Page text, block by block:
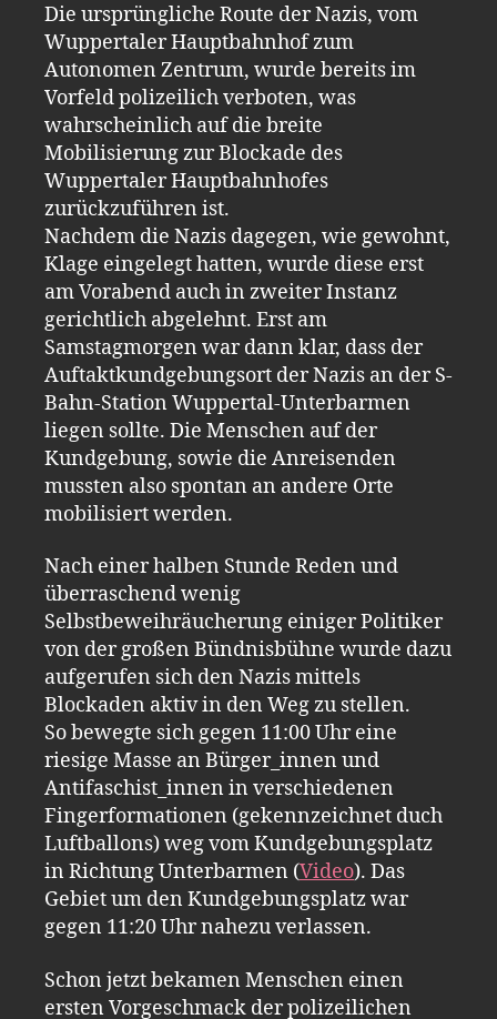
Die ursprüngliche Route der Nazis, vom
Wuppertaler Hauptbahnhof zum
Autonomen Zentrum, wurde bereits im
Vorfeld polizeilich verboten, was
wahrscheinlich auf die breite
Mobilisierung zur Blockade des
Wuppertaler Hauptbahnhofes
zurückzuführen ist.
Nachdem die Nazis dagegen, wie gewohnt,
Klage eingelegt hatten, wurde diese erst
am Vorabend auch in zweiter Instanz
gerichtlich abgelehnt. Erst am
Samstagmorgen war dann klar, dass der
Auftaktkundgebungsort der Nazis an der S-
Bahn-Station Wuppertal-Unterbarmen
liegen sollte. Die Menschen auf der
Kundgebung, sowie die Anreisenden
mussten also spontan an andere Orte
mobilisiert werden.
Nach einer halben Stunde Reden und
überraschend wenig
Selbstbeweihräucherung einiger Politiker
von der großen Bündnisbühne wurde dazu
aufgerufen sich den Nazis mittels
Blockaden aktiv in den Weg zu stellen.
So bewegte sich gegen 11:00 Uhr eine
riesige Masse an Bürger_innen und
Antifaschist_innen in verschiedenen
Fingerformationen (gekennzeichnet duch
Luftballons) weg vom Kundgebungsplatz
in Richtung Unterbarmen (Video). Das
Gebiet um den Kundgebungsplatz war
gegen 11:20 Uhr nahezu verlassen.
Schon jetzt bekamen Menschen einen
ersten Vorgeschmack der polizeilichen